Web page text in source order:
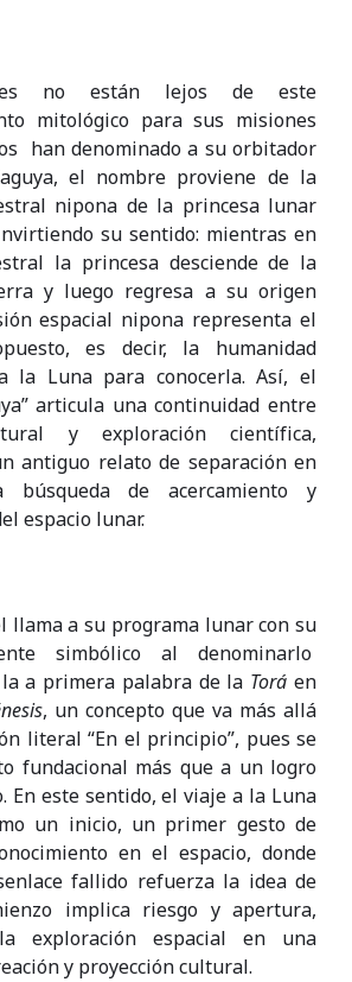
no están lejos de este
mitológico para sus misiones
han denominado a su orbitador
el nombre proviene de la
nipona de la princesa lunar
su sentido: mientras en
la princesa desciende de la
y luego regresa a su origen
espacial nipona representa el
es decir, la humanidad
la Luna para conocerla. Así, el
articula una continuidad entre
y exploración científica,
antiguo relato de separación en
búsqueda de acercamiento y
espacio lunar.
llama a su programa lunar con su
simbólico al denominarlo
a primera palabra de la Torá en
, un concepto que va más allá
literal “En el principio”, pues se
fundacional más que a un logro
En este sentido, el viaje a la Luna
un inicio, un primer gesto de
en el espacio, donde
fallido refuerza la idea de
implica riesgo y apertura,
exploración espacial en una
y proyección cultural.